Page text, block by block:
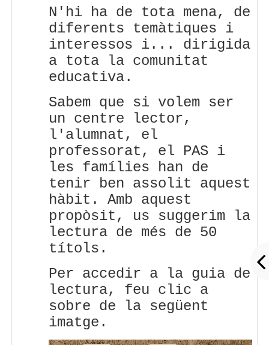
N'hi ha de tota mena, de
diferents temàtiques i
interessos i... dirigida
a tota la comunitat
educativa.
Sabem que si volem ser
un centre lector,
l'alumnat, el
professorat, el PAS i
les famílies han de
tenir ben assolit aquest
hàbit. Amb aquest
propòsit, us suggerim la
lectura de més de 50
títols.
Per accedir a la guia de
lectura, feu clic a
sobre de la següent
imatge.